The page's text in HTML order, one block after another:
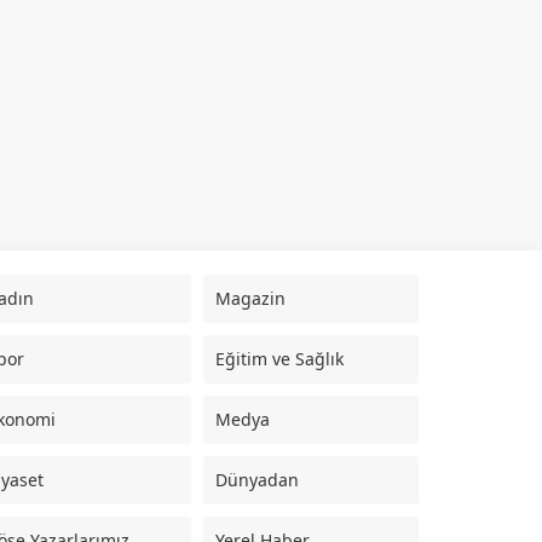
Magazin
Eğitim ve Sağlık
Medya
Dünyadan